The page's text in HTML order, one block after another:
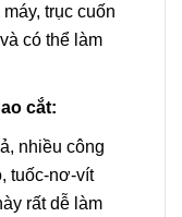
trục cuốn
có thể làm
cắt:
nhiều công
tuốc-nơ-vít
rất dễ làm